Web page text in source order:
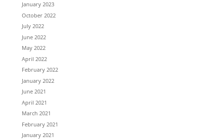
January 2023
October 2022
July 2022
June 2022
May 2022
April 2022
February 2022
January 2022
June 2021
April 2021
March 2021
February 2021
January 2021